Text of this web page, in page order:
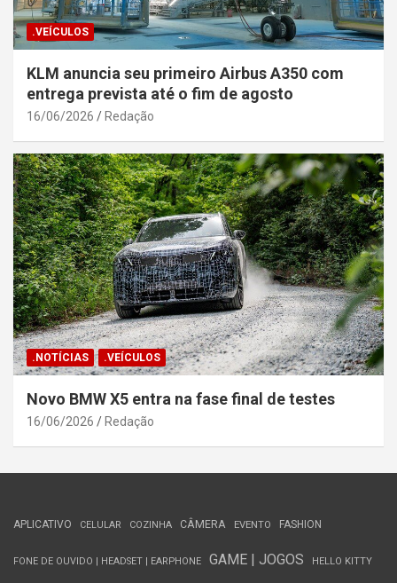
.VEÍCULOS
KLM anuncia seu primeiro Airbus A350 com
entrega prevista até o fim de agosto
16/06/2026 Redação
.NOTÍCIAS .VEÍCULOS
Novo BMW X5 entra na fase final de testes
16/06/2026 Redação
APLICATIVO CELULAR COZINHA CÂMERA EVENTO FASHION
FONE DE OUVIDO | HEADSET | EARPHONE GAME | JOGOS HELLO KITTY